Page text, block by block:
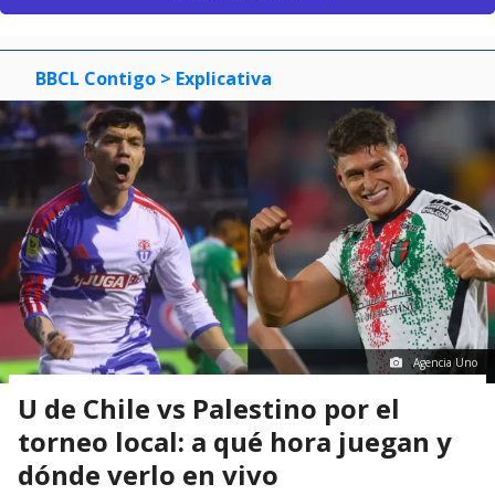
BBCL Contigo > Explicativa
Agencia Uno
U de Chile vs Palestino por el
torneo local: a qué hora juegan y
dónde verlo en vivo